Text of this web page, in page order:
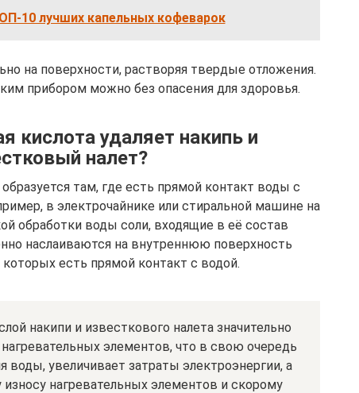
10 лучших капельных кофеварок
на поверхности, растворяя твердые отложения.
прибором можно без опасения для здоровья.
кислота удаляет накипь и
налет?
там, где есть прямой контакт воды с
в электрочайнике или стиральной машине на
обработки воды соли, входящие в её состав
наслаиваются на внутреннюю поверхность
есть прямой контакт с водой.
накипи и известкового налета значительно
элементов, что в свою очередь
воды, увеличивает затраты электроэнергии, а
нагревательных элементов и скорому